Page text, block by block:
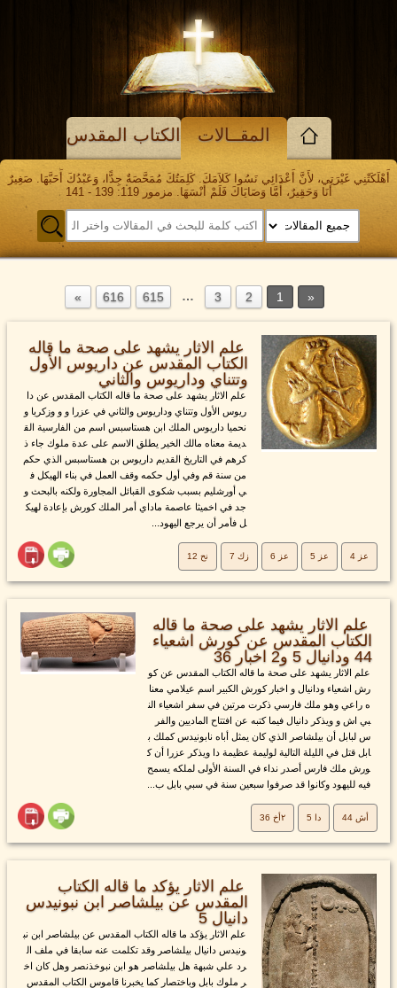
المقــالات الكتاب المقدس
أَهْلَكَتْنِي غَيْرَتِي، لأَنَّ أَعْدَائِي نَسُوا كَلاَمَكَ. كَلِمَتُكَ مُمَحَّصَةٌ جِدًّا، وَعَبْدُكَ أَحَبَّهَا. صَغِيرٌ
أَنَا وَحَقِيرٌ، أَمَّا وَصَايَاكَ فَلَمْ أَنْسَهَا. مزمور 119: 139 - 141
1
2
3
…
615
616
علم الاثار يشهد على صحة ما قاله
الكتاب المقدس عن داريوس الأول
وتتناي وداريوس والثاني
علم الاثار يشهد على صحة ما قاله الكتاب المقدس عن دا
ريوس الأول وتتناي وداريوس والثاني في عزرا و و وزكريا و
نحميا داريوس الملك ابن هستاسبس اسم من الفارسية الق
ديمة معناه مالك الخير يطلق الاسم على عدة ملوك جاء ذ
كرهم في التاريخ القديم داريوس بن هستاسبس الذي حكم
من سنة قم وفي أول حكمه وقف العمل في بناء الهيكل ف
ي أورشليم بسبب شكوى القبائل المجاورة ولكنه بالبحث و
جد في اخميثا عاصمة ماداي أمر الملك كورش بإعادة لهيك
ل فأمر أن يرجع اليهود...
عز 4 عز 5 عز 6 زك 7 نح 12
علم الاثار يشهد على صحة ما قاله
الكتاب المقدس عن كورش اشعياء
44 ودانيال 5 و2 اخبار 36
علم الاثار يشهد على صحة ما قاله الكتاب المقدس عن كو
رش اشعياء ودانيال و اخبار كورش الكبير اسم عيلامي معنا
ه راعي وهو ملك فارسي ذكرت مرتين في سفر اشعياء الن
بي اش و ويذكر دانيال فيما كتبه عن افتتاح الماديين والفر
س لبابل أن بيلشاصر الذي كان يمثل أباه نابونيدس كملك ب
ابل قتل في الليلة التالية لوليمة عظيمة دا ويذكر عزرا أن ك
ورش ملك فارس أصدر نداء في السنة الأولى لملكه يسمح
فيه لليهود وكانوا قد صرفوا سبعين سنة في سبي بابل ب...
أش 44 دا 5 ٢أخ 36
علم الاثار يؤكد ما قاله الكتاب
المقدس عن بيلشاصر ابن نبونيدس
دانيال 5
علم الاثار يؤكد ما قاله الكتاب المقدس عن بيلشاصر ابن نب
ونيدس دانيال بيلشاصر وقد تكلمت عنه سابقا في ملف ال
رد علي شبهة هل بيلشاصر هو ابن نبوخذنصر وهل كان اخ
ر ملوك بابل وباختصار كما يخبرنا قاموس الكتاب المقدس